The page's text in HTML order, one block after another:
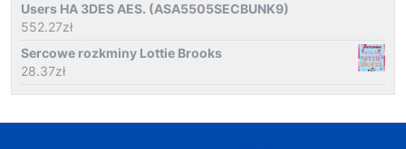
Users HA 3DES AES. (ASA5505SECBUNK9)
552.27zł
Sercowe rozkminy Lottie Brooks
28.37zł